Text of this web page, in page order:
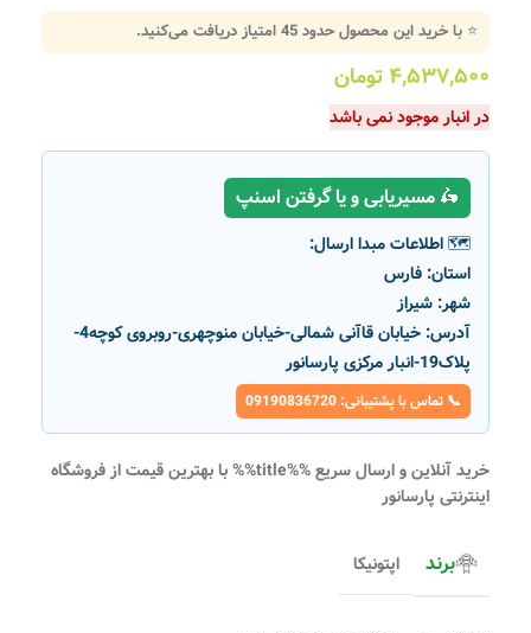
⭐ با خرید این محصول حدود45امتیاز دریافت می‌کنید.
۴,۵۳۷,۵۰۰ تومان
در انبار موجود نمی باشد
🛵 مسیریابی و یا گرفتن اسنپ
🗺️ اطلاعات مبدا ارسال:
استان: فارس
شهر: شیراز
آدرس:
خیابان قاآنی شمالی-خیابان منوچهری-روبروی کوچه4-
پلاک19-انبار مرکزی پارسانور
📞 تماس با پشتیبانی: 09190836720
خرید آنلاین و ارسال سریع %%title%% با بهترین قیمت از فروشگاه
اینترنتی پارسانور
برند اپتونیکا